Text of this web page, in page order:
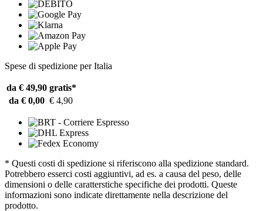
Spese di spedizione per Italia
da € 49,90 gratis*
da € 0,00 € 4,90
* Questi costi di spedizione si riferiscono alla spedizione standard.
Potrebbero esserci costi aggiuntivi, ad es. a causa del peso, delle
dimensioni o delle caratterstiche specifiche dei prodotti. Queste
informazioni sono indicate direttamente nella descrizione del
prodotto.